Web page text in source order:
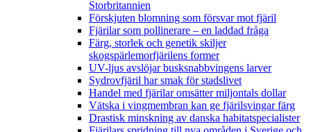
Storbritannien
Förskjuten blomning som försvar mot fjäril
Fjärilar som pollinerare – en laddad fråga
Färg, storlek och genetik skiljer
skogspärlemorfjärilens former
UV-ljus avslöjar busksnabbvingens larver
Sydrovfjäril har smak för stadslivet
Handel med fjärilar omsätter miljontals dollar
Vätska i vingmembran kan ge fjärilsvingar färg
Drastisk minskning av danska habitatspecialister